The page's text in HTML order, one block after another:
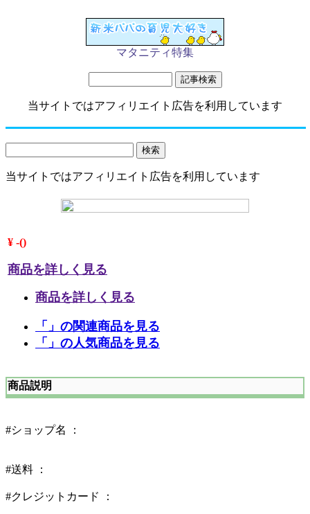
マタニティ特集
当サイトではアフィリエイト広告を利用しています
当サイトではアフィリエイト広告を利用しています
¥ -()
商品を詳しく見る
商品を詳しく見る
「」の関連商品を見る
「」の人気商品を見る
商品説明
#ショップ名 ：
#送料 ：
#クレジットカード ：